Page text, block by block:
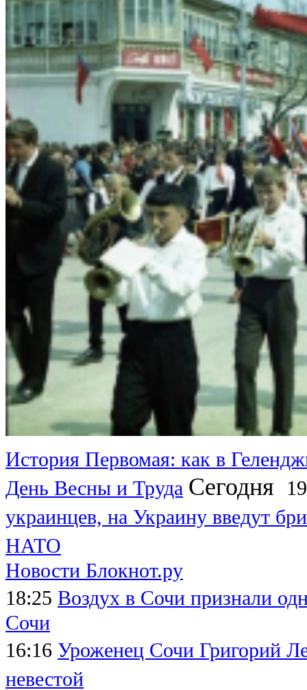
История Первомая: как в
День Весны и Труда Сегодня
украинцев, на Украину введут
НАТО
Новости Блокнот.ру
18:25 Воздух в Сочи признали
Сочи
16:16 Уроженец Сочи Григорий
невестой